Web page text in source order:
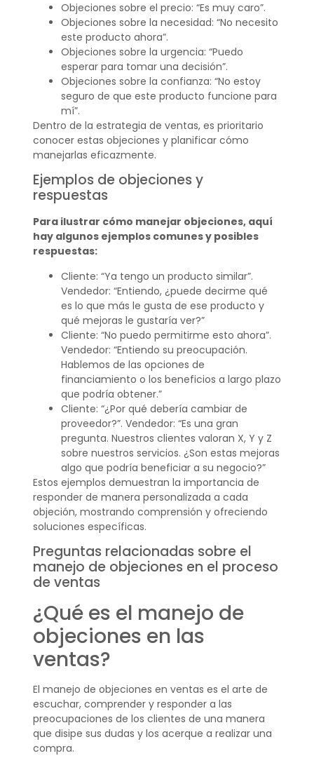
Objeciones sobre el precio: “Es muy caro”.
Objeciones sobre la necesidad: “No necesito
este producto ahora”.
Objeciones sobre la urgencia: “Puedo
esperar para tomar una decisión”.
Objeciones sobre la confianza: “No estoy
seguro de que este producto funcione para
mí”.
Dentro de la estrategia de ventas, es prioritario
conocer estas objeciones y planificar cómo
manejarlas eficazmente.
Ejemplos de objeciones y
respuestas
Para ilustrar cómo manejar objeciones, aquí
hay algunos ejemplos comunes y posibles
respuestas:
Cliente: “Ya tengo un producto similar”.
Vendedor: “Entiendo, ¿puede decirme qué
es lo que más le gusta de ese producto y
qué mejoras le gustaría ver?”
Cliente: “No puedo permitirme esto ahora”.
Vendedor: “Entiendo su preocupación.
Hablemos de las opciones de
financiamiento o los beneficios a largo plazo
que podría obtener.”
Cliente: “¿Por qué debería cambiar de
proveedor?”. Vendedor: “Es una gran
pregunta. Nuestros clientes valoran X, Y y Z
sobre nuestros servicios. ¿Son estas mejoras
algo que podría beneficiar a su negocio?”
Estos ejemplos demuestran la importancia de
responder de manera personalizada a cada
objeción, mostrando comprensión y ofreciendo
soluciones específicas.
Preguntas relacionadas sobre el
manejo de objeciones en el proceso
de ventas
¿Qué es el manejo de
objeciones en las
ventas?
El manejo de objeciones en ventas es el arte de
escuchar, comprender y responder a las
preocupaciones de los clientes de una manera
que disipe sus dudas y los acerque a realizar una
compra.